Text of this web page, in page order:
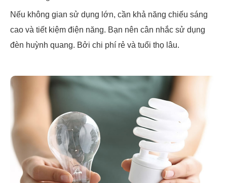
Nếu không gian sử dụng lớn, cần khả năng chiếu sáng
cao và tiết kiệm điện năng. Bạn nên cân nhắc sử dụng
đèn huỳnh quang. Bởi chi phí rẻ và tuổi thọ lâu.